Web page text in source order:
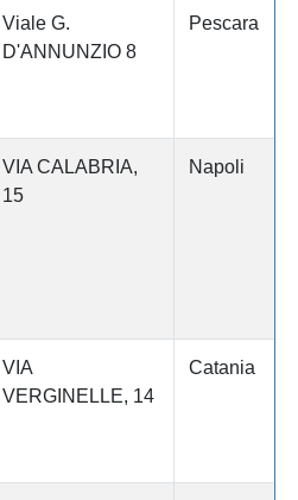
Viale G.
D'ANNUNZIO 8
Pescara
VIA CALABRIA,
15
Napoli
VIA
VERGINELLE, 14
Catania